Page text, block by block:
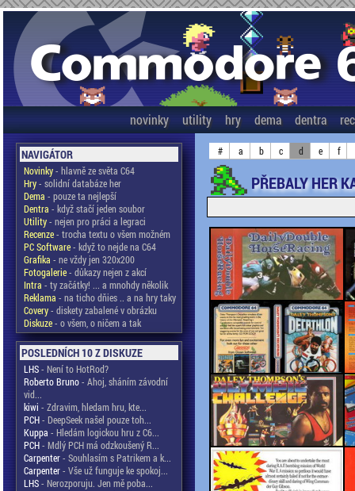
novinky utility hry dema dentra
NAVIGÁTOR
Novinky- hlavně ze světa C64
Hry- solidní databáze her
Dema - pouze ta nejlepší
Dentra - když stačí jeden soubor
Utility- nejen pro práci a legraci
Recenze- trocha textu o všem možném
PC Software- když to nejde na C64
Grafika - ne vždy jen 320x200
Fotogalerie- důkazy nejen z akcí
Intra - ty začátky! ... a mnohdy několik
Reklama - na ticho dňies .. a na hry taky
Covery- diskety zabalené v obrázku
Diskuze- o všem, o ničem a tak
POSLEDNÍCH 10 Z DISKUZE
LHS- Není to HotRod?
Roberto Bruno- Ahoj, sháním závodní
vid...
kiwi - Zdravim, hledam hru, kte...
PCH- DeepSeek našel pouze toh...
Kuppa - Hledám logickou hru z C6...
PCH- Mdlý PCH má odzkoušený R...
Carpenter- Souhlasím s Patrikem a k...
Carpenter- Vše už funguje ke spokoj...
LHS- Nerozporuju. Jen mě poba...
# a b c d e f
PŘEBALY HER